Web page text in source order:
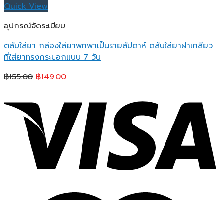
Quick View
อุปกรณ์จัดระเบียบ
ตลับใส่ยา กล่องใส่ยาพกพาเป็นรายสัปดาห์ ตลับใส่ยาฝาเกลียว
ที่ใส่ยาทรงกระบอกแบบ 7 วัน
฿155.00 Original
was:
฿155.00.
฿149.00Current
is:
฿149.00.